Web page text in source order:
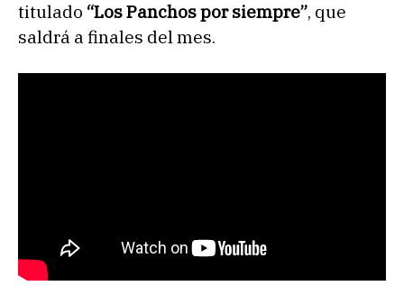
titulado “Los Panchos por siempre”, que
saldrá a finales del mes.